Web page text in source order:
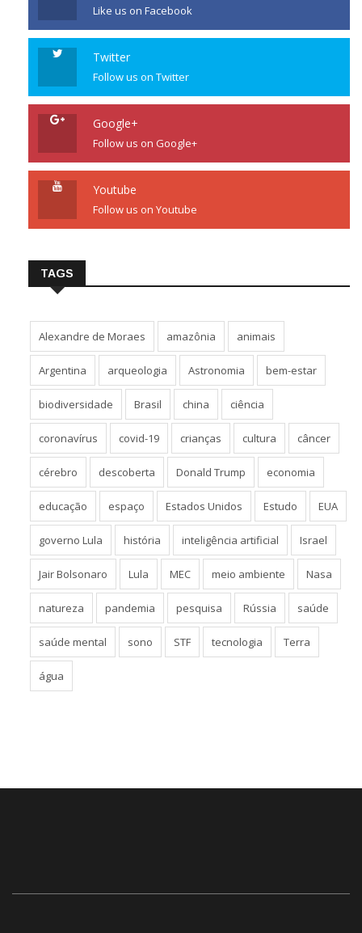
Like us on Facebook
Twitter
Follow us on Twitter
Google+
Follow us on Google+
Youtube
Follow us on Youtube
TAGS
Alexandre de Moraes amazônia animais
Argentina arqueologia Astronomia bem-estar
biodiversidade Brasil china ciência
coronavírus covid-19 crianças cultura câncer
cérebro descoberta Donald Trump economia
educação espaço Estados Unidos Estudo EUA
governo Lula história inteligência artificial Israel
Jair Bolsonaro Lula MEC meio ambiente Nasa
natureza pandemia pesquisa Rússia saúde
saúde mental sono STF tecnologia Terra
água